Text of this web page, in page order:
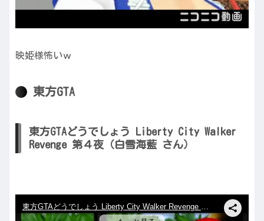
映姫様怖いｗ
東方GTA
東方GTAどうでしょう Liberty City Walker
Revenge 第４夜（白雪海藍 さん）